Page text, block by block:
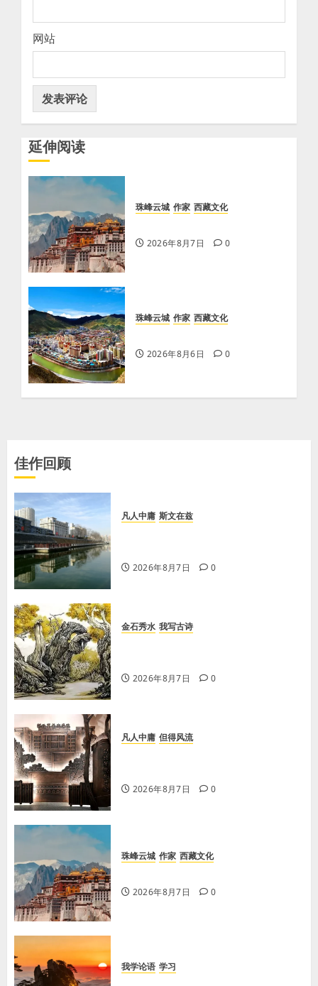
网站
延伸阅读
珠峰云城 作家 西藏文化
2026年8月7日 0
珠峰云城 作家 西藏文化
2026年8月6日 0
佳作回顾
凡人中庸 斯文在兹
2026年8月7日 0
金石秀水 我写古诗
2026年8月7日 0
凡人中庸 但得风流
2026年8月7日 0
珠峰云城 作家 西藏文化
2026年8月7日 0
我学论语 学习